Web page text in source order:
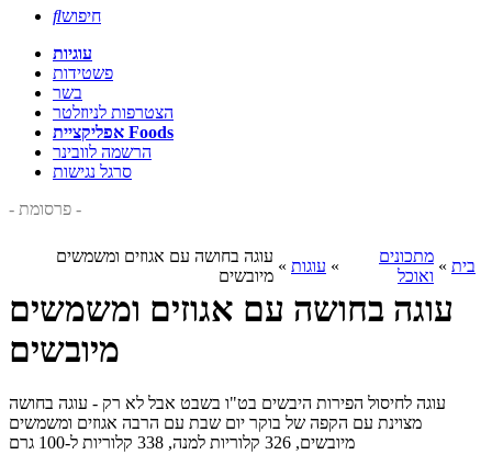
חיפוש
עוגיות
פשטידות
בשר
הצטרפות לניוזלטר
אפליקציית Foods
הרשמה לוובינר
סרגל נגישות
- פרסומת -
בית »
מתכונים
ואוכל
» עוגות »
עוגה בחושה עם אגוזים ומשמשים
מיובשים
עוגה בחושה עם אגוזים ומשמשים
מיובשים
עוגה לחיסול הפירות היבשים בט"ו בשבט אבל לא רק - עוגה בחושה
מצוינת עם הקפה של בוקר יום שבת עם הרבה אגוזים ומשמשים
מיובשים, 326 קלוריות למנה, 338 קלוריות ל-100 גרם